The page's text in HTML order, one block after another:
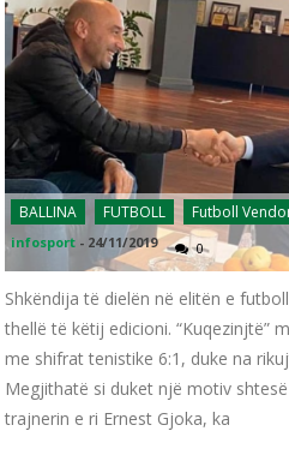
BALLINA FUTBOLL Futboll
infosport - 24/11/2019 0
Shkëndija të dielën në elitën e
thellë të këtij edicioni. “Kuqezinjtë”
me shifrat tenistike 6:1, duke na
Megjithatë si duket një motiv
trajnerin e ri Ernest Gjoka, ka